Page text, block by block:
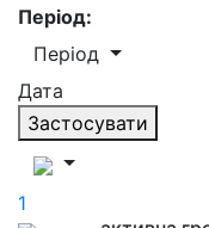
Період:
Період
Дата
Застосувати
1